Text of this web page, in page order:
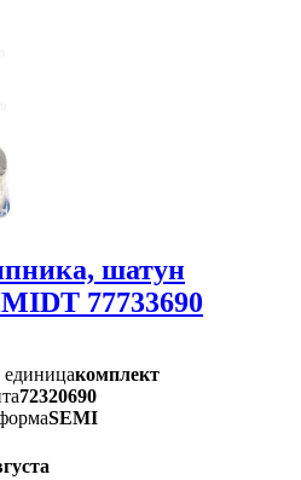
шатун
77733690
единицакомплект
72320690
SEMI